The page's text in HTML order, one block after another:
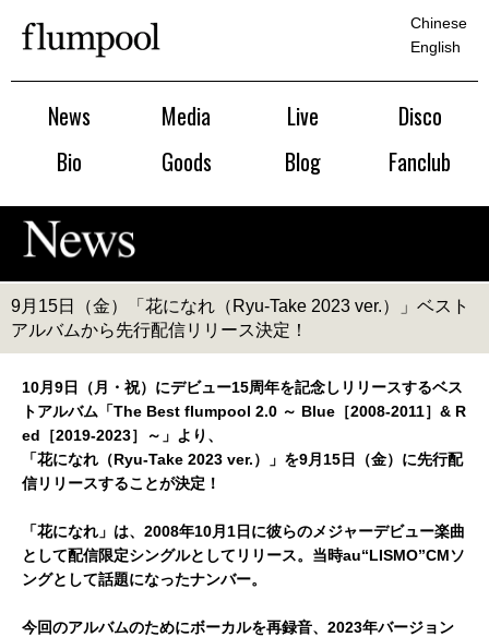
News Media Live
Disco
Bio
Goods Blog Fanclub
Chinese
English
9月15日（金）「花になれ（Ryu-Take 2023 ver.）」ベスト
アルバムから先行配信リリース決定！
10月9日（月・祝）にデビュー15周年を記念しリリースするベス
トアルバム「The Best flumpool 2.0 ～ Blue［2008-2011］& R
ed［2019-2023］～」より、
「花になれ（Ryu-Take 2023 ver.）」を9月15日（金）に先行配
信リリースすることが決定！
「花になれ」は、2008年10月1日に彼らのメジャーデビュー楽曲
として配信限定シングルとしてリリース。当時au“LISMO”CMソ
ングとして話題になったナンバー。
今回のアルバムのためにボーカルを再録音、2023年バージョン